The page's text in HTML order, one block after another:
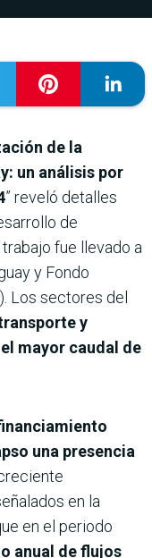
de la
un análisis por
” reveló detalles
de
fue llevado a
y Fondo
Los sectores del
y
mayor caudal de
una presencia
en la
en el periodo
anual de flujos